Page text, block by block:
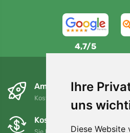
Ihre
uns
Diese Website
4,7/5
Am nächsten Tag und
Kostenloser Versand für
Kostenloser Umtausch